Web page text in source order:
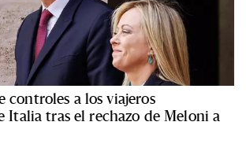
controles a los viajeros
Italia tras el rechazo de Meloni a